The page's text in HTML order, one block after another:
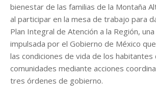
bienestar de las familias de la Montaña
al participar en la mesa de trabajo para
Plan Integral de Atención a la Región,
impulsada por el Gobierno de México
las condiciones de vida de los habitantes
comunidades mediante acciones
tres órdenes de gobierno.